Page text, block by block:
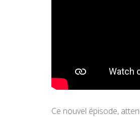
Ce nouvel épisode,